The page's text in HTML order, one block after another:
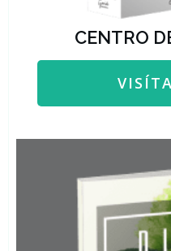
CENTRO